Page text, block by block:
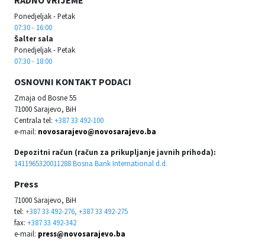
Ponedjeljak - Petak
07:30 - 16:00
Šalter sala
Ponedjeljak - Petak
07:30 - 18:00
OSNOVNI KONTAKT PODACI
Zmaja od Bosne 55
71000 Sarajevo, BiH
Centrala tel: +387 33 492-100
e-mail: novosarajevo@novosarajevo.ba
Depozitni račun (račun za prikupljanje javnih prihoda):
1411965320011288 Bosna Bank International d.d.
Press
71000 Sarajevo, BiH
tel: +387 33 492-276, +387 33 492-275
fax: +387 33 492-342
e-mail: press@novosarajevo.ba